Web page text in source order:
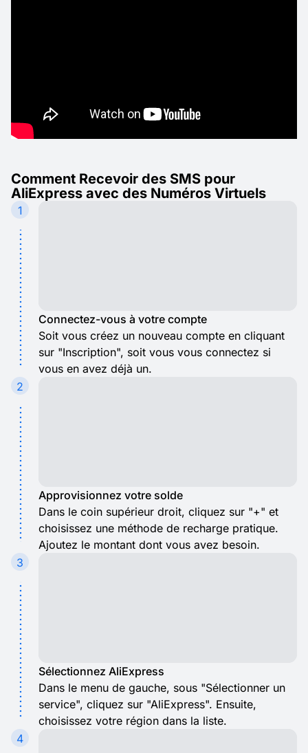
Comment Recevoir des SMS pour
AliExpress avec des Numéros Virtuels
1
Connectez-vous à votre compte
Soit vous créez un nouveau compte en cliquant
sur "Inscription", soit vous vous connectez si
vous en avez déjà un.
2
Approvisionnez votre solde
Dans le coin supérieur droit, cliquez sur "+" et
choisissez une méthode de recharge pratique.
Ajoutez le montant dont vous avez besoin.
3
Sélectionnez AliExpress
Dans le menu de gauche, sous "Sélectionner un
service", cliquez sur "AliExpress". Ensuite,
choisissez votre région dans la liste.
4